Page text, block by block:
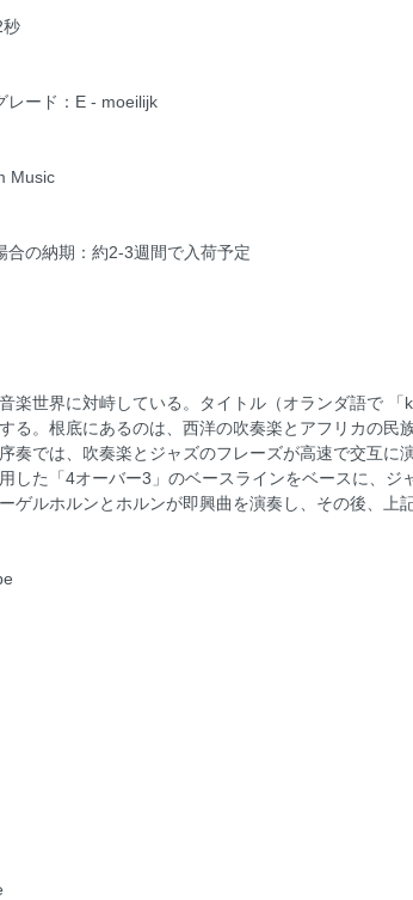
秒
レード：E - moeilijk
Music
合の納期：約2-3週間で入荷予定
楽世界に対峙している。タイトル（オランダ語で
る。根底にあるのは、西洋の吹奏楽とアフリカの民
奏では、吹奏楽とジャズのフレーズが高速で交互に
した「4オーバー3」のベースラインをベースに、ジ
ゲルホルンとホルンが即興曲を演奏し、その後、上